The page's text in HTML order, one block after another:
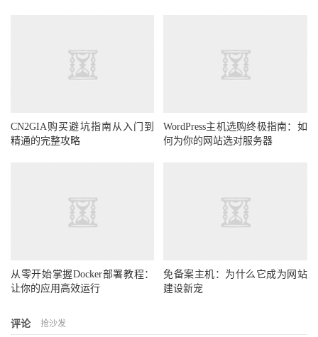
CN2GIA购买避坑指南从入门到
精通的完整攻略
WordPress主机选购终极指南：如
何为你的网站选对服务器
从零开始掌握Docker部署教程：
让你的应用高效运行
免备案主机：为什么它成为网站
建设新宠
评论 抢沙发